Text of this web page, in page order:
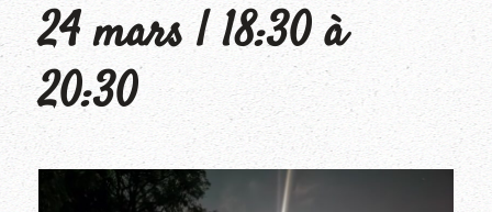
24 mars | 18:30à
20:30